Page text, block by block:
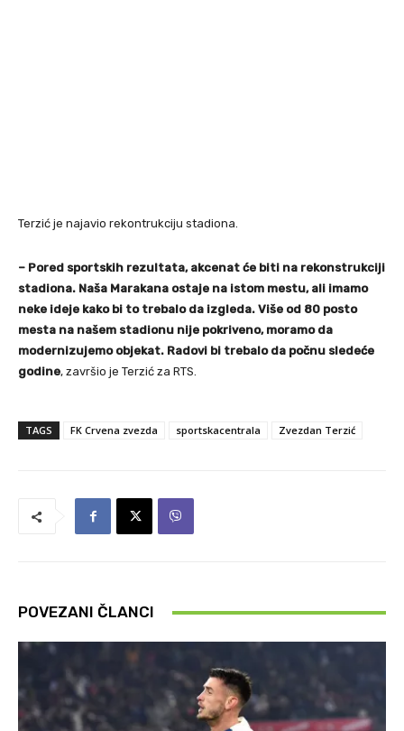
Terzić je najavio rekontrukciju stadiona.
– Pored sportskih rezultata, akcenat će biti na rekonstrukciji
stadiona. Naša Marakana ostaje na istom mestu, ali imamo
neke ideje kako bi to trebalo da izgleda. Više od 80 posto
mesta na našem stadionu nije pokriveno, moramo da
modernizujemo objekat. Radovi bi trebalo da počnu sledeće
godine, završio je Terzić za RTS.
TAGS FK Crvena zvezda sportskacentrala Zvezdan Terzić
POVEZANI ČLANCI